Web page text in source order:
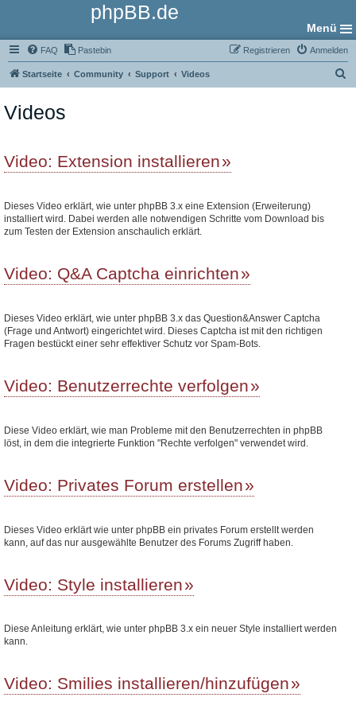
phpBB.de
Menü
FAQ Pastebin Anmelden
Registrieren
Startseite Community Support Videos
Videos
Video: Extension installieren
Dieses Video erklärt, wie unter phpBB 3.x eine Extension (Erweiterung)
installiert wird. Dabei werden alle notwendigen Schritte vom Download bis
zum Testen der Extension anschaulich erklärt.
Video: Q&A Captcha einrichten
Dieses Video erklärt, wie unter phpBB 3.x das Question&Answer Captcha
(Frage und Antwort) eingerichtet wird. Dieses Captcha ist mit den richtigen
Fragen bestückt einer sehr effektiver Schutz vor Spam-Bots.
Video: Benutzerrechte verfolgen
Diese Video erklärt, wie man Probleme mit den Benutzerrechten in phpBB
löst, in dem die integrierte Funktion "Rechte verfolgen" verwendet wird.
Video: Privates Forum erstellen
Dieses Video erklärt wie unter phpBB ein privates Forum erstellt werden
kann, auf das nur ausgewählte Benutzer des Forums Zugriff haben.
Video: Style installieren
Diese Anleitung erklärt, wie unter phpBB 3.x ein neuer Style installiert werden
kann.
Video: Smilies installieren/hinzufügen